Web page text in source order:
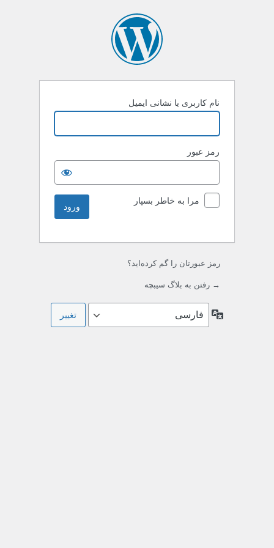
نام کاربری یا نشانی ایمیل
رمز عبور
مرا به خاطر بسپار
رمز عبورتان را گم کرده‌اید؟
→ رفتن به بلاگ سیبچه
زبان